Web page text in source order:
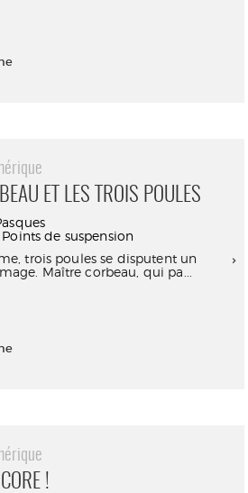
ET LES TROIS POULES
de suspension
trois poules se disputent un
Maître corbeau, qui pa...
!